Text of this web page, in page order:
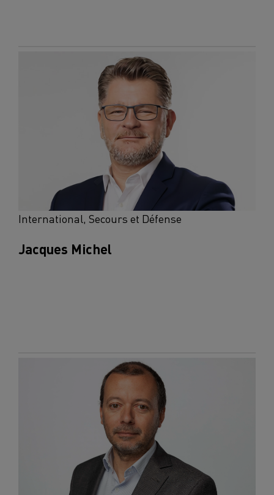
International, Secours et Défense
Jacques Michel